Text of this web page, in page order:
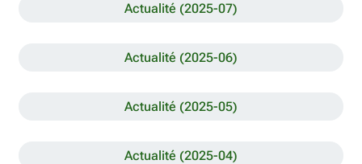
Actualité (2025-07)
Actualité (2025-06)
Actualité (2025-05)
Actualité (2025-04)